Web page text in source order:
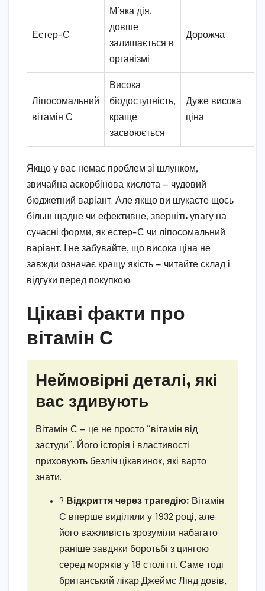
Естер-С
М’яка дія,
довше
залишається в
організмі
Дорожча
Ліпосомальний
вітамін С
Висока
біодоступність,
краще
засвоюється
Дуже висока
ціна
Якщо у вас немає проблем зі шлунком,
звичайна аскорбінова кислота — чудовий
бюджетний варіант. Але якщо ви шукаєте щось
більш щадне чи ефективне, зверніть увагу на
сучасні форми, як естер-С чи ліпосомальний
варіант. І не забувайте, що висока ціна не
завжди означає кращу якість — читайте склад і
відгуки перед покупкою.
Цікаві факти про
вітамін С
Неймовірні деталі, які
вас здивують
Вітамін С — це не просто “вітамін від
застуди”. Його історія і властивості
приховують безліч цікавинок, які варто
знати.
? Відкриття через трагедію: Вітамін
С вперше виділили у 1932 році, але
його важливість зрозуміли набагато
раніше завдяки боротьбі з цингою
серед моряків у 18 столітті. Саме тоді
британський лікар Джеймс Лінд довів,